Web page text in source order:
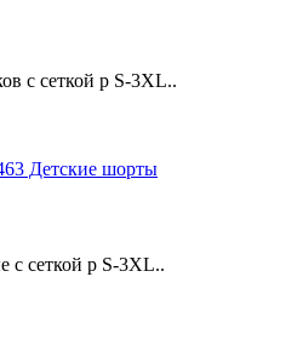
с сеткой р S-3XL..
с сеткой p S-3XL..